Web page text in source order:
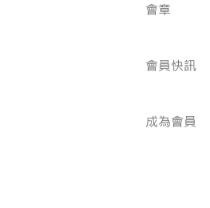
會章
會員快訊
成為會員